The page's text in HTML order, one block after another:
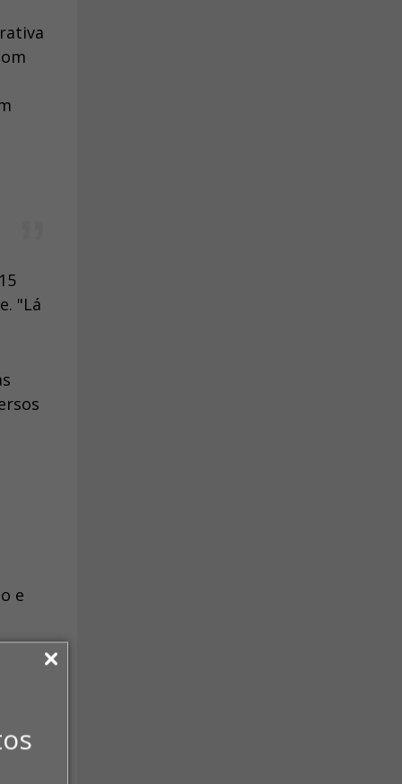
"Lá
e